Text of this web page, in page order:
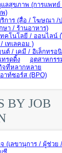
แลสุขภาพ (การแพท
พ)
การ (สื่อ / โฆษณา /
ษา / ร้านอาหาร)
คโนโลยี / ออนไลน์
เทเลคอม )
ต์ / เคมี / อิเล็กทรอ
ทรดดิ้ง
อุตสาหกรร
จที่หลากหลาย
าท์ซอร์ส (BPO)
BY JOB
(เลขานุการ / ผู้ช่วย